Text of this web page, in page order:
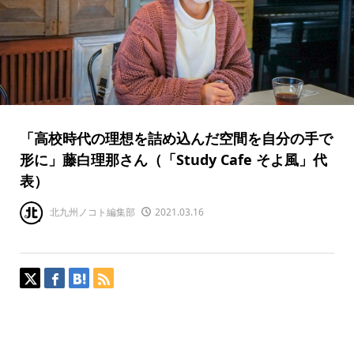
「高校時代の理想を詰め込んだ空間を自分の手で
形に」藤白理那さん（「Study Cafe そよ風」代
表）
北九州ノコト編集部 2021.03.16